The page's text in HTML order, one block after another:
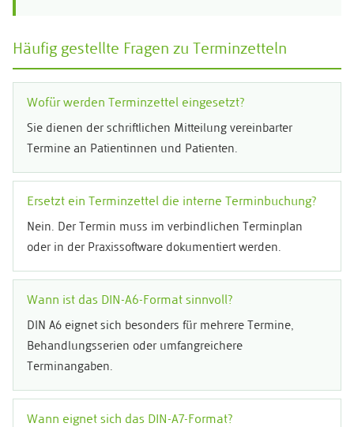
Häufig gestellte Fragen zu Terminzetteln
Wofür werden Terminzettel eingesetzt?
Sie dienen der schriftlichen Mitteilung vereinbarter
Termine an Patientinnen und Patienten.
Ersetzt ein Terminzettel die interne Terminbuchung?
Nein. Der Termin muss im verbindlichen Terminplan
oder in der Praxissoftware dokumentiert werden.
Wann ist das DIN-A6-Format sinnvoll?
DIN A6 eignet sich besonders für mehrere Termine,
Behandlungsserien oder umfangreichere
Terminangaben.
Wann eignet sich das DIN-A7-Format?